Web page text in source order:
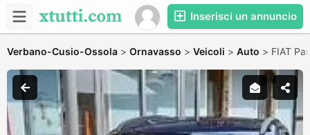
Inserisci un annuncio
Verbano-Cusio-Ossola > Ornavasso > Veicoli > Auto > FIAT